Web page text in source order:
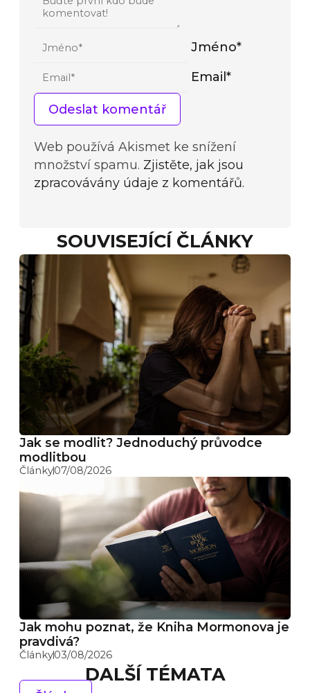
Jméno*
Email*
Web používá Akismet ke snížení
množství spamu. Zjistěte, jak jsou
zpracovávány údaje z komentářů.
SOUVISEJÍCÍ ČLÁNKY
Jak se modlit? Jednoduchý průvodce
modlitbou
Články07/08/2026
Jak mohu poznat, že Kniha Mormonova je
pravdivá?
Články03/08/2026
DALŠÍ TÉMATA